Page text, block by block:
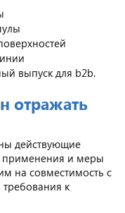
выпуск для b2b.
отражать
действующие
применения и меры
на совместимость с
к